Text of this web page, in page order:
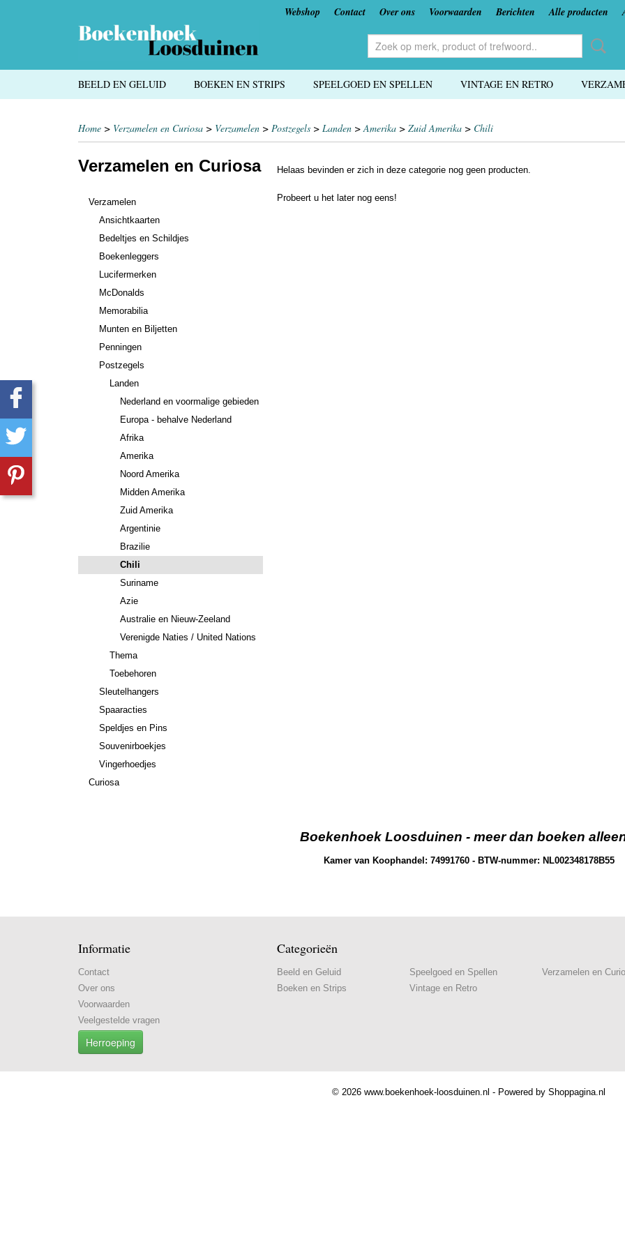
Webshop Contact Over ons Voorwaarden Berichten Alle producten
BEELD EN GELUID BOEKEN EN STRIPS SPEELGOED EN SPELLEN VINTAGE EN RETRO
Home > Verzamelen en Curiosa > Verzamelen > Postzegels > Landen >Amerika > Zuid Amerika > Chili
Verzamelen en Curiosa
Verzamelen
Ansichtkaarten
Bedeltjes en Schildjes
Boekenleggers
Lucifermerken
McDonalds
Memorabilia
Munten en Biljetten
Penningen
Postzegels
Landen
Nederland en voormalige gebieden
Europa - behalve Nederland
Afrika
Amerika
Noord Amerika
Midden Amerika
Zuid Amerika
Argentinie
Brazilie
Chili
Suriname
Azie
Australie en Nieuw-Zeeland
Verenigde Naties / United Nations
Thema
Toebehoren
Sleutelhangers
Spaaracties
Speldjes en Pins
Souvenirboekjes
Vingerhoedjes
Curiosa
Helaas bevinden er zich in deze categorie nog geen producten.
Probeert u het later nog eens!
Boekenhoek Loosduinen - meer dan boeken
Kamer van Koophandel: 74991760 - BTW-nummer: NL002348178B55
Informatie
Contact
Over ons
Voorwaarden
Veelgestelde vragen
Herroeping
Categorieën
Beeld en Geluid
Boeken en Strips
Speelgoed en Spellen
Vintage en Retro
Verzamelen en
© 2026 www.boekenhoek-loosduinen.nl - Powered by Shoppagina.nl